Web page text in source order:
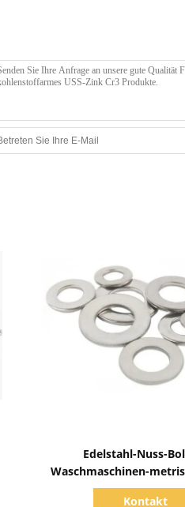
Edelstahl-Nuss-
Waschmaschinen-
große Scheiben-
Kontakt